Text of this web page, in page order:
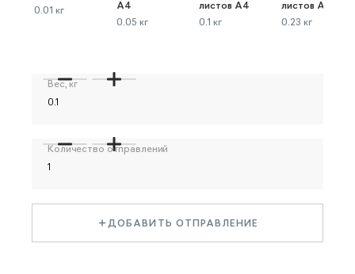
0.01 кг
А4
0.05 кг
листов А4
0.1 кг
листов А4
0.23 кг
Вес, кг
Количество отправлений
ДОБАВИТЬ ОТПРАВЛЕНИЕ